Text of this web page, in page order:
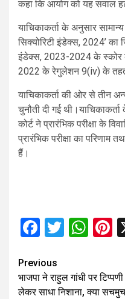
कहा कि आयोग को यह सवाल
याचिकाकर्ता के अनुसार
सिक्योरिटी इंडेक्स, 2024’
इंडेक्स, 2023-2024 के स्कोर
2022 के रेगुलेशन 9(iv) के तहत
याचिकाकर्ता की ओर से तीन
चुनौती दी गई
कोर्ट ने प्रारंभिक परीक्षा के
प्रारंभिक परीक्षा का परिणाम
हैं।
Facebook
Twitter
Continue
Reading
Previous
भाजपा ने राहुल गांधी पर
लेकर साधा निशाना, क्या सचमुच